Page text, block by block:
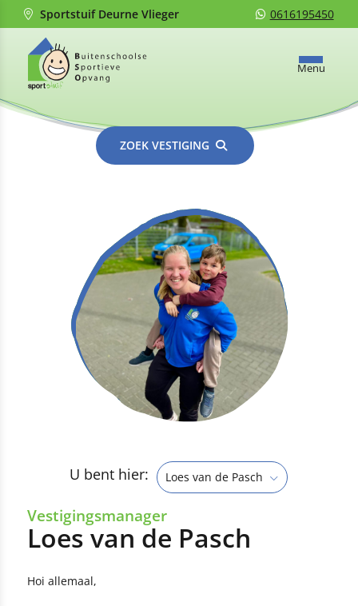
Sportstuif Deurne Vlieger 0616195450
Menu
ZOEK VESTIGING
U bent hier: Loes van de Pasch
Vestigingsmanager
Loes van de Pasch
Hoi allemaal,